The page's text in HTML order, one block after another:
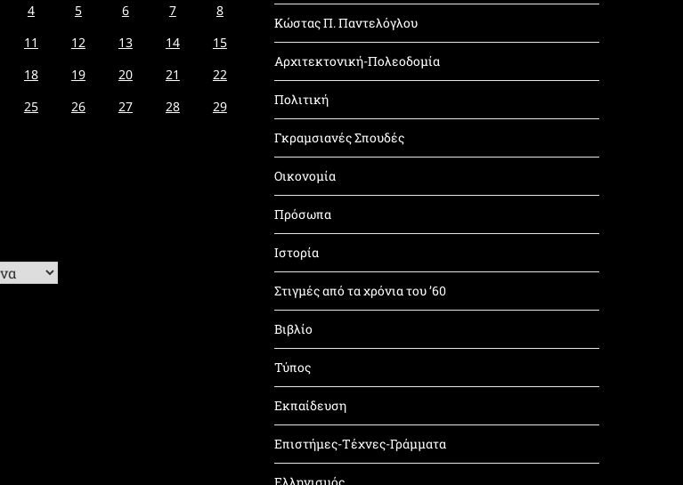
4 5 6 7
8
11 12 13 14
15
18 19 20 21
22
25 26 27 28
29
Κώστας Π. Παντελόγλου
Αρχιτεκτονική-Πολεοδομία
Πολιτική
Γκραμσιανές Σπουδές
Οικονομία
Πρόσωπα
Ιστορία
Στιγμές από τα χρόνια του ’60
Βιβλίο
Τύπος
Εκπαίδευση
Επιστήμες-Τέχνες-Γράμματα
Ελληνισμός